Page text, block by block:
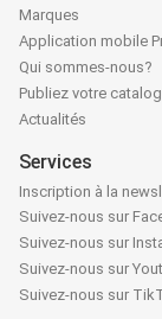
Marques
Application mobile
Qui sommes-nous?
Publiez votre
Actualités
Services
Inscription à la
Suivez-nous sur
Suivez-nous sur
Suivez-nous sur
Suivez-nous sur